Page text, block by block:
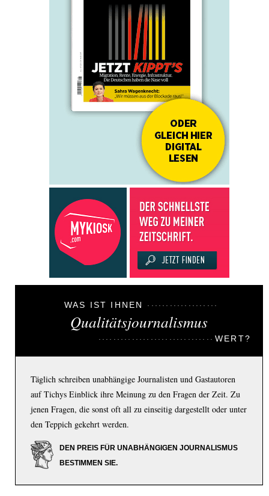
WAS IST IHNEN
Qualitätsjournalismus
WERT?
Täglich schreiben unabhängige Journalisten und Gastautoren
auf Tichys Einblick ihre Meinung zu den Fragen der Zeit. Zu
jenen Fragen, die sonst oft all zu einseitig dargestellt oder unter
den Teppich gekehrt werden.
DEN PREIS FÜR UNABHÄNGIGEN JOURNALISMUS
BESTIMMEN SIE.